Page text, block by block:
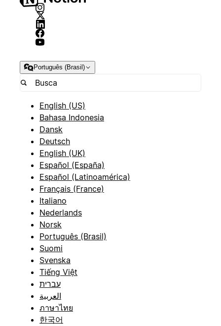
Português (Brasil)
English (US)
Bahasa Indonesia
Dansk
Deutsch
English (UK)
Español (España)
Español (Latinoamérica)
Français (France)
Italiano
Nederlands
Norsk
Português (Brasil)
Suomi
Svenska
Tiếng Việt
עברית
العربية
ภาษาไทย
한국어